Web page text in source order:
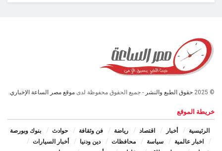
© 2025 حقوق الطبع والنشر - جميع الحقوق محفوظة لدى موقع مصر الساعة الإخباري.
خريطة الموقع
الرئيسية أخبار اقتصاد رياضة فن وثقافة حوادث
بنوك وبورصة
اخبار عالمية
سياسة محافظات دين ودنيا
أخبار السيارات